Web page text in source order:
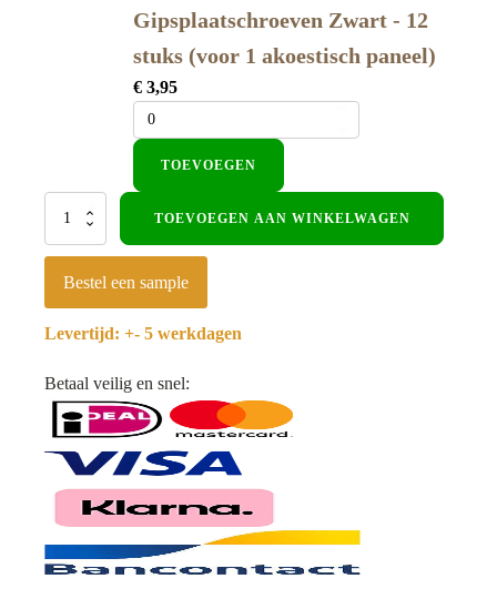
Gipsplaatschroeven Zwart - 12
stuks (voor 1 akoestisch paneel)
€ 3,95
TOEVOEGEN
Akoestisch
Natuurlijk
aantal
TOEVOEGEN AAN WINKELWAGEN
Bestel een sample
Levertijd: +- 5 werkdagen
Betaal veilig en snel: